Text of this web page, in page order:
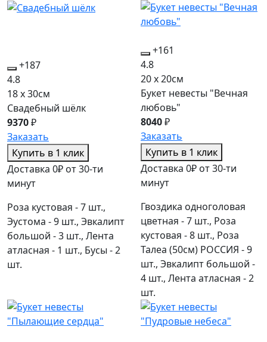
+187
4.8
18 x 30см
Свадебный шёлк
9370₽
Заказать
Купить в 1 клик
Доставка 0₽ от 30-ти
минут
Роза кустовая - 7 шт.,
Эустома - 9 шт., Эвкалипт
большой - 3 шт., Лента
атласная - 1 шт., Бусы - 2
шт.
+161
4.8
20 x 20см
Букет невесты "Вечная
любовь"
8040₽
Заказать
Купить в 1 клик
Доставка 0₽ от 30-ти
минут
Гвоздика одноголовая
цветная - 7 шт., Роза
кустовая - 8 шт., Роза
Талеа (50см) РОССИЯ - 9
шт., Эвкалипт большой -
4 шт., Лента атласная - 2
шт.